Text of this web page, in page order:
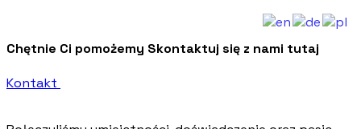
Chętnie Ci pomożemy Skontaktuj się z nami tutaj
Kontakt